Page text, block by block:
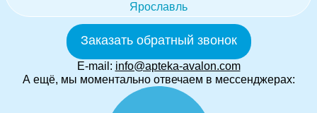
Ярославль
Заказать обратный звонок
E-mail: info@apteka-avalon.com
А ещё, мы моментально отвечаем в мессенджерах: